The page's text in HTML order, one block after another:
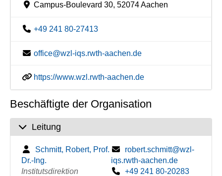
Campus-Boulevard 30, 52074 Aachen
+49 241 80-27413
office@wzl-iqs.rwth-aachen.de
https://www.wzl.rwth-aachen.de
Beschäftigte der Organisation
Leitung
Schmitt, Robert, Prof.
Dr.-Ing.
Institutsdirektion
robert.schmitt@wzl-
iqs.rwth-aachen.de
+49 241 80-20283